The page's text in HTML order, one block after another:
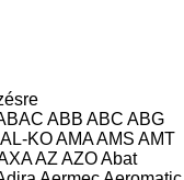
ABB ABC ABG
AL-KOAMAAMS AMT
AZ AZOAbat